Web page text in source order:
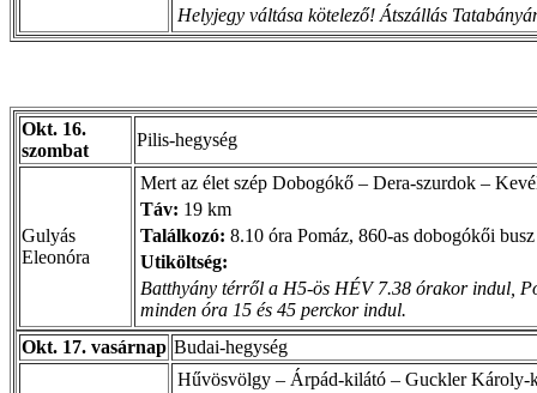
Helyjegy váltása kötelező! Átszállás
Okt. 16.
szombat
Pilis-hegység
Gulyás
Eleonóra
Mert az élet szép Dobogókő – Dera-szurdok –
Táv: 19 km
Találkozó: 8.10 óra Pomáz, 860-as dobogókői busz
Utiköltség:
Batthyány térről a H5-ös HÉV 7.38 órakor indul,
minden óra 15 és 45 perckor indul.
Okt. 17. vasárnap Budai-hegység
Hűvösvölgy – Árpád-kilátó – Guckler Károly-